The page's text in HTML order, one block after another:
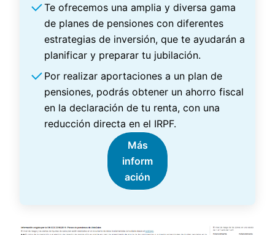
Te ofrecemos una amplia y diversa gama
de planes de pensiones con diferentes
estrategias de inversión, que te ayudarán a
planificar y preparar tu jubilación.
Por realizar aportaciones a un plan de
pensiones, podrás obtener un ahorro fiscal
en la declaración de tu renta, con una
reducción directa en el IRPF.
Más
inform
ación